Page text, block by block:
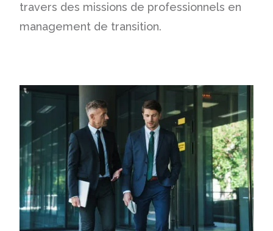
travers des missions de professionnels en
management de transition.